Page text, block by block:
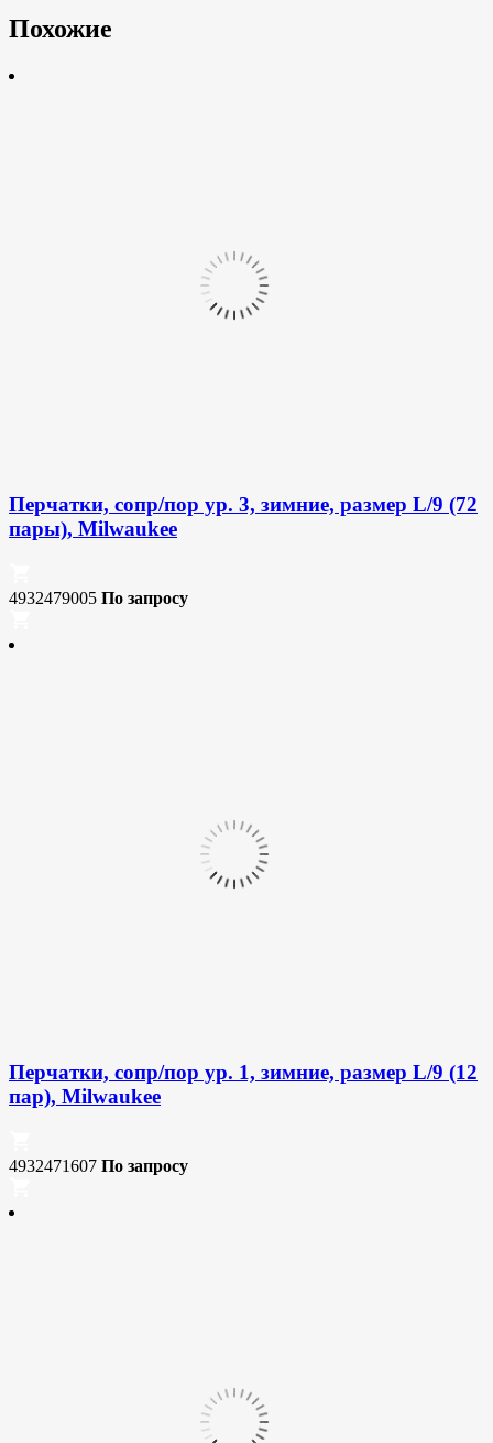
Похожие
Перчатки, сопр/пор ур. 3, зимние, размер L/9 (72
пары), Milwaukee
4932479005 По запросу
Перчатки, сопр/пор ур. 1, зимние, размер L/9 (12
пар), Milwaukee
4932471607 По запросу